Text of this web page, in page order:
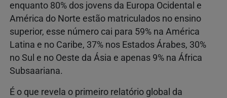
enquanto 80% dos jovens da Europa Ocidental e
América do Norte estão matriculados no ensino
superior, esse número cai para 59% na América
Latina e no Caribe, 37% nos Estados Árabes, 30%
no Sul e no Oeste da Ásia e apenas 9% na África
Subsaariana.
É o que revela o primeiro relatório global da